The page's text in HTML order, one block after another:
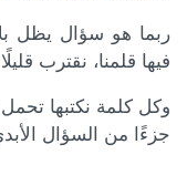
ربما هو سؤال يظل
فيها قلمنا، نقترب
وكل كلمة نكتبها
جزءًا من السؤال